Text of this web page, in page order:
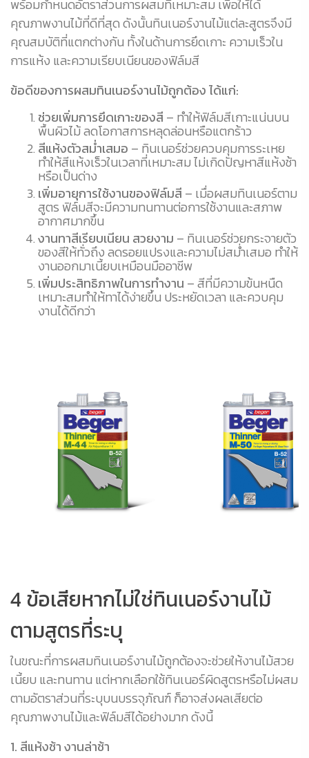
พร้อมกำหนดอัตราส่วนการผสมที่เหมาะสม เพื่อให้ได้
คุณภาพงานไม้ที่ดีที่สุด ดังนั้นทินเนอร์งานไม้แต่ละสูตรจึงมี
คุณสมบัติที่แตกต่างกัน ทั้งในด้านการยึดเกาะ ความเร็วใน
การแห้ง และความเรียบเนียนของฟิล์มสี
ข้อดีของการผสมทินเนอร์งานไม้ถูกต้อง ได้แก่:
ช่วยเพิ่มการยึดเกาะของสี – ทำให้ฟิล์มสีเกาะแน่นบน
พื้นผิวไม้ ลดโอกาสการหลุดล่อนหรือแตกร้าว
สีแห้งตัวสม่ำเสมอ – ทินเนอร์ช่วยควบคุมการระเหย
ทำให้สีแห้งเร็วในเวลาที่เหมาะสม ไม่เกิดปัญหาสีแห้งช้า
หรือเป็นด่าง
เพิ่มอายุการใช้งานของฟิล์มสี – เมื่อผสมทินเนอร์ตาม
สูตร ฟิล์มสีจะมีความทนทานต่อการใช้งานและสภาพ
อากาศมากขึ้น
งานทาสีเรียบเนียน สวยงาม – ทินเนอร์ช่วยกระจายตัว
ของสีให้ทั่วถึง ลดรอยแปรงและความไม่สม่ำเสมอ ทำให้
งานออกมาเนี้ยบเหมือนมืออาชีพ
เพิ่มประสิทธิภาพในการทำงาน – สีที่มีความข้นหนืด
เหมาะสมทำให้ทาได้ง่ายขึ้น ประหยัดเวลา และควบคุม
งานได้ดีกว่า
4 ข้อเสียหากไม่ใช่ทินเนอร์งานไม้
ตามสูตรที่ระบุ
ในขณะที่การผสมทินเนอร์งานไม้ถูกต้องจะช่วยให้งานไม้สวย
เนี้ยบ และทนทาน แต่หากเลือกใช้ทินเนอร์ผิดสูตรหรือไม่ผสม
ตามอัตราส่วนที่ระบุบนบรรจุภัณฑ์ ก็อาจส่งผลเสียต่อ
คุณภาพงานไม้และฟิล์มสีได้อย่างมาก ดังนี้
1. สีแห้งช้า งานล่าช้า